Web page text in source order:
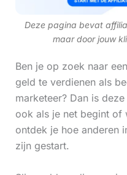
Deze pagina bevat
maar door jouw
Ben je op zoek naar
geld te verdienen als
marketeer? Dan is
ook als je net begint of
ontdek je hoe anderen
zijn gestart.